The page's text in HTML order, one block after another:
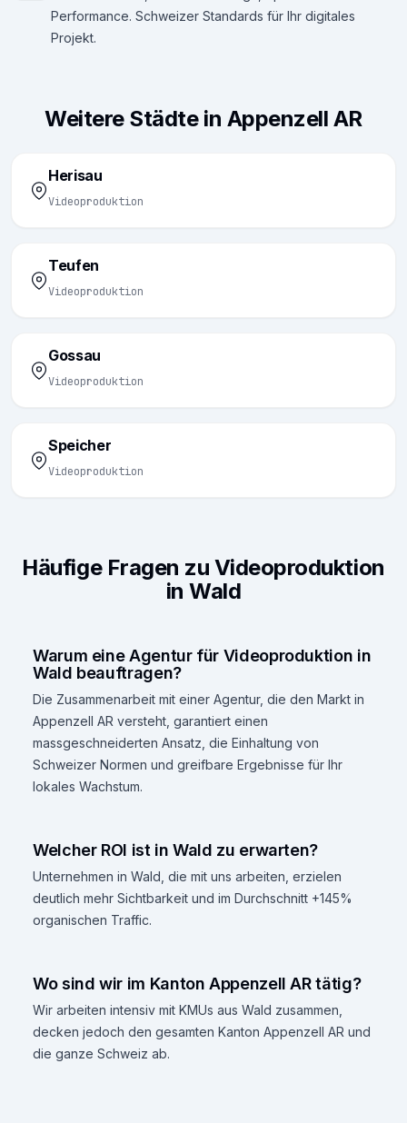
Performance. Schweizer Standards für Ihr digitales
Projekt.
Weitere Städte in Appenzell AR
Herisau
Videoproduktion
Teufen
Videoproduktion
Gossau
Videoproduktion
Speicher
Videoproduktion
Häufige Fragen zu Videoproduktion
in Wald
Warum eine Agentur für Videoproduktion in
Wald beauftragen?
Die Zusammenarbeit mit einer Agentur, die den Markt in
Appenzell AR versteht, garantiert einen
massgeschneiderten Ansatz, die Einhaltung von
Schweizer Normen und greifbare Ergebnisse für Ihr
lokales Wachstum.
Welcher ROI ist in Wald zu erwarten?
Unternehmen in Wald, die mit uns arbeiten, erzielen
deutlich mehr Sichtbarkeit und im Durchschnitt +145%
organischen Traffic.
Wo sind wir im Kanton Appenzell AR tätig?
Wir arbeiten intensiv mit KMUs aus Wald zusammen,
decken jedoch den gesamten Kanton Appenzell AR und
die ganze Schweiz ab.